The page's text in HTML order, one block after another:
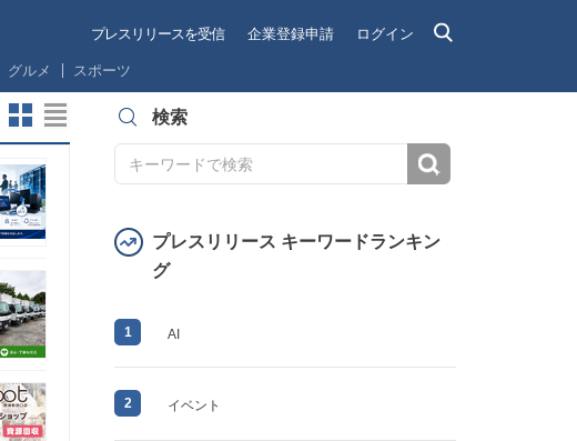
プレスリリースを受信 企業登録申請 ログイン
グルメ スポーツ
検索
プレスリリース キーワードランキン
グ
1 AI
2 イベント